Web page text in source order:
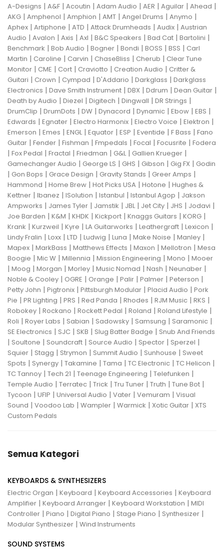
A-Designs | A&F | Acoutin | Adam Audio | AER | Aguilar | Ahead |
AKG | Amphenol | Amphion | AMT | Angel Drums | Anymo |
Aphex | Artiphone | ATD | Attack Drumheads | Audix | Austrian
Audio | Avalon | Axis | Axl | B&C Speakers | Bad Cat | Bartolini |
Benchmark | Bob Audio | Bogner | Bondi | BOSS | BSS | Carl
Martin | Caroline | Carvin | ChaseBliss | Cherub | Clear Tune
Monitor | CME | Cort | Craviotto | Creation Audio | Critter &
Guitari | Crown | Cympad | D'Addario | Darkglass | Darkglass
Electronics | Dave Smith Instrument | DBX | Ddrum | Dean Guitar |
Death by Audio | Diezel | Digitech | Dingwall | DR Strings |
DrumClip | DrumDots | DW | Dynacord | Dynamic | Ebow | EBS |
Edwards | Egnater | Electro Harmonix | Electro Voice | Elektron |
Emerson | Emes | ENGL| Equator | ESP | Eventide | F Bass | Fano
Guitar | Fender | Fishman | Fmpedals | Focal | Focusrite | Fodera
| Fox Pedal | Fractal | Friedman | G&L| Gallien Krueger |
Gamechanger Audio | George LS | GHS | Gibson | Gig FX | Godin
| Gon Bops | Grace Design | Gravity Stands | Greer Amps |
Hammond | Home Brew | Hot Picks USA | Hotone | Hughes &
Kettner | Ibanez | ISolution | Istanbul | Istanbul Agop | Jakson
Ampworks | James Tyler | Jamstik | JBL| Jet City | JHS | Jodavi |
Joe Barden | K&M | KHDK | Kickport | Knaggs Guitars | KORG |
Krank | Kurzweil | Kyre | LA Guitarworks | Leathergraft | Lexicon |
Lindy Fralin | Loxx | LTD | Ludwig | Luna | Make Noise | Manley |
Mapex | MarkBass | Matthews Effects | Maxon | Mellotron | Mesa
Boogie | Mic W | Millennia | Mission Engineering | Mono | Mooer
| Moog | Morgan | Morley | Music Nomad | Nash | Neunaber |
Noble & Cooley | OGRE | Orange | Palir | Palmer | Peterson |
Petty John | Pigtronix | Pittsburgh Modular | Placid Audio | Pork
Pie | PR Lighting | PRS | Red Panda | Rhodes | RJM Music | RKS |
Robokey | Rockano | Rockett Pedal | Roland | Roland Lifestyle |
Roli | Royer Labs | Sabian | Sadowsky | Samsung | Saramonic |
SE Electronics | SJC | SKB | Slug Batter Badge | Snub And Friends
| Soultone | Soundcraft | Source Audio | Spector | Sperzel |
Squier | Stagg | Strymon | Summit Audio | Sunhouse | Sweet
Spots | Synergy | Takamine | Tama | TC Electronic | TC Helicon |
TC Tannoy | Tech 21 | Teenage Engineering | Telefunken |
Temple Audio | Terratec | Trick | Tru Tuner | Truth | Tune Bot |
Tycoon | UFIP | Universal Audio | Vater | Vemuram | Visual
Sound | Voodoo Lab | Wampler | Warmick | Xotic Guitar | XTS
Custom Pedals
Semua Kategori
KEYBOARDS & SYNTHESIZERS
Electric Organ | Keyboard | Keyboard Accessories | Keyboard
Amplifier | Keyboard Arranger | Keyboard Workstation | MIDI
Controller | Piano | Digital Piano | Stage Piano | Synthesizer |
Modular Synthesizer | Wind Instruments
SOUND SYSTEMS